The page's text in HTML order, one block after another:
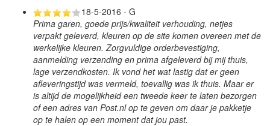
18-5-2016 - G
Prima garen, goede prijs/kwaliteit verhouding, netjes
verpakt geleverd, kleuren op de site komen overeen met de
werkelijke kleuren. Zorgvuldige orderbevestiging,
aanmelding verzending en prima afgeleverd bij mij thuis,
lage verzendkosten. Ik vond het wat lastig dat er geen
afleveringstijd was vermeld, toevallig was ik thuis. Maar er
is altijd de mogelijkheid een tweede keer te laten bezorgen
of een adres van Post.nl op te geven om daar je pakketje
op te halen op een moment dat jou past.